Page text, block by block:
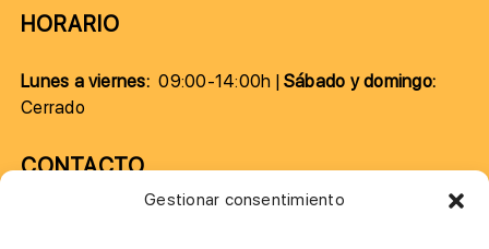
Gestionar consentimiento
HORARIO
Lunes a viernes:09:00-14:00h |Sábado y domingo:
Cerrado
CONTACTO